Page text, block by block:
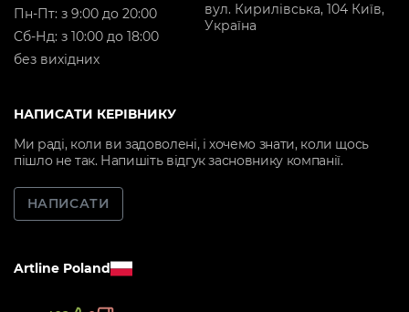
вул. Кирилівська, 104 Київ,
Україна
Пн-Пт: з 9:00 до 20:00
Cб-Нд: з 10:00 до 18:00
без вихідних
НАПИСАТИ КЕРІВНИКУ
Ми раді, коли ви задоволені, і хочемо знати, коли щось
пішло не так. Напишіть відгук засновнику компанії.
НАПИСАТИ
Artline Poland